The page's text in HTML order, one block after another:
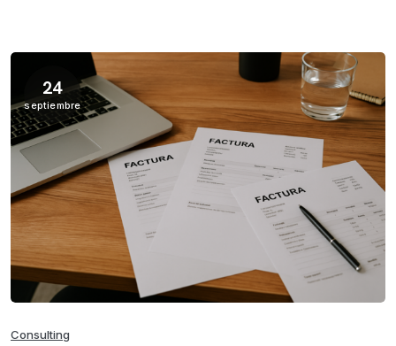
24
septiembre
Consulting